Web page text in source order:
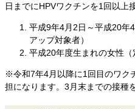
日までにHPVワクチンを1回以上
平成9年4月2日～平成20年
アップ対象者）
平成20年度生まれの女性（
※令和7年4月以降に1回目のワク
担になります。3月末までの接種